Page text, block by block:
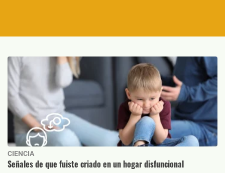
CIENCIA
Señales de que fuiste criado en un hogar disfuncional